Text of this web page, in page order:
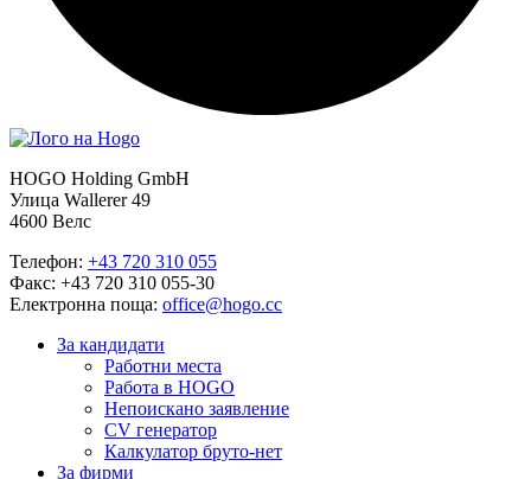
HOGO Holding GmbH
Улица Wallerer 49
4600 Велс
Телефон: +43 720 310 055
Факс: +43 720 310 055-30
Електронна поща: office@hogo.cc
За кандидати
Работни места
Работа в HOGO
Непоискано заявление
CV генератор
Калкулатор бруто-нет
За фирми